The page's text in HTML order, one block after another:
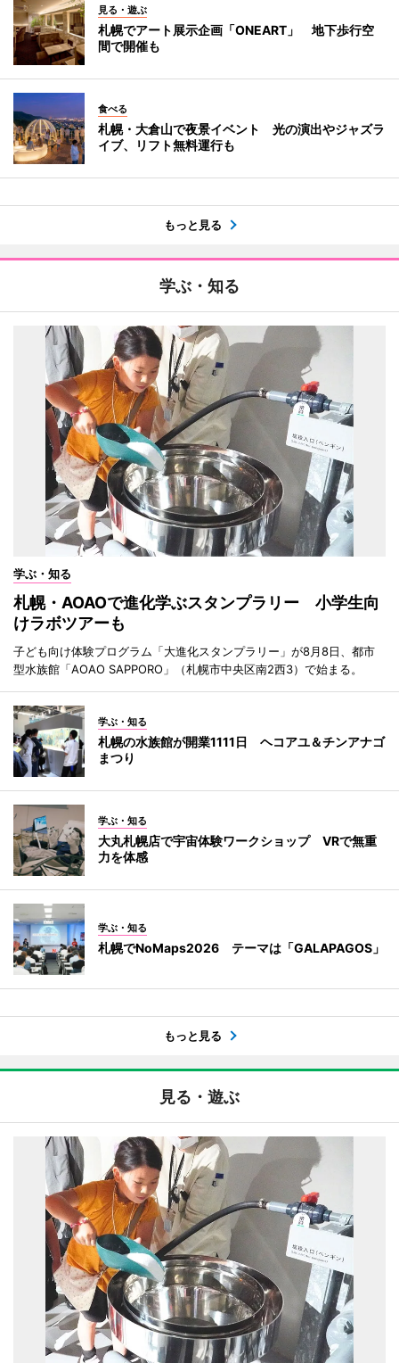
見る・遊ぶ
札幌でアート展示企画「ONEART」 地下歩行空
間で開催も
食べる
札幌・大倉山で夜景イベント 光の演出やジャズラ
イブ、リフト無料運行も
もっと見る
学ぶ・知る
学ぶ・知る
札幌・AOAOで進化学ぶスタンプラリー 小学生向
けラボツアーも
子ども向け体験プログラム「大進化スタンプラリー」が8月8日、都市
型水族館「AOAO SAPPORO」（札幌市中央区南2西3）で始まる。
学ぶ・知る
札幌の水族館が開業1111日 ヘコアユ＆チンアナゴ
まつり
学ぶ・知る
大丸札幌店で宇宙体験ワークショップ VRで無重
力を体感
学ぶ・知る
札幌でNoMaps2026 テーマは「GALAPAGOS」
もっと見る
見る・遊ぶ